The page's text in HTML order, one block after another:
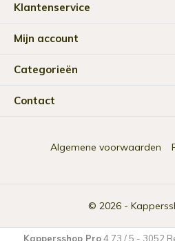
Klantenservice
Mijn account
Categorieën
Contact
© 2026 -
Algemene voorwaarden
Kappersshop Pro4.73 /5 - 3052